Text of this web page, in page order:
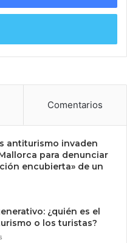
Comentarios
antiturismo invaden
para denunciar
encubierta» de un
¿quién es el
o los turistas?